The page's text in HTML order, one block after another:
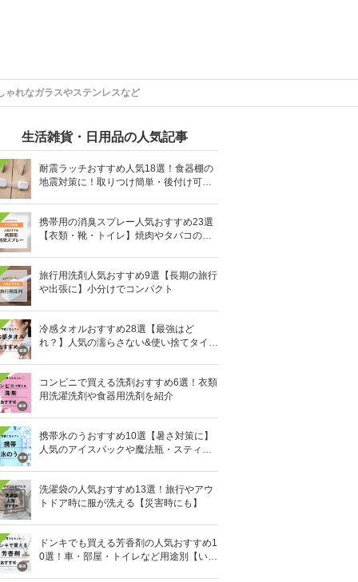
ゃれなガラスやステンレスなど
生活雑貨・日用品の人気記事
耐震ラッチおすすめ人気18選！食器棚の
地震対策に！取りつけ簡単・後付け可能
携帯用の消臭スプレー人気おすすめ23選
【衣類・靴・トイレ】焼肉やタバコのニ
旅行用洗剤人気おすすめ9選【長期の旅行
や出張に】小分けでコンパクト
冷感タオルおすすめ28選【最強はど
れ？】人気の濡らさない&使い捨てタイプ
コンビニで買える洗剤おすすめ6選！衣類
用洗濯洗剤や食器用洗剤を紹介
携帯氷のうおすすめ10選【暑さ対策に】
人気のアイスパックや魔法瓶・スティッ
洗濯袋の人気おすすめ13選！旅行やアウ
トドア時に服が洗える【災害時にも】
ドンキでも買える芳香剤の人気おすすめ1
0選！車・部屋・トイレなど用途別【いい